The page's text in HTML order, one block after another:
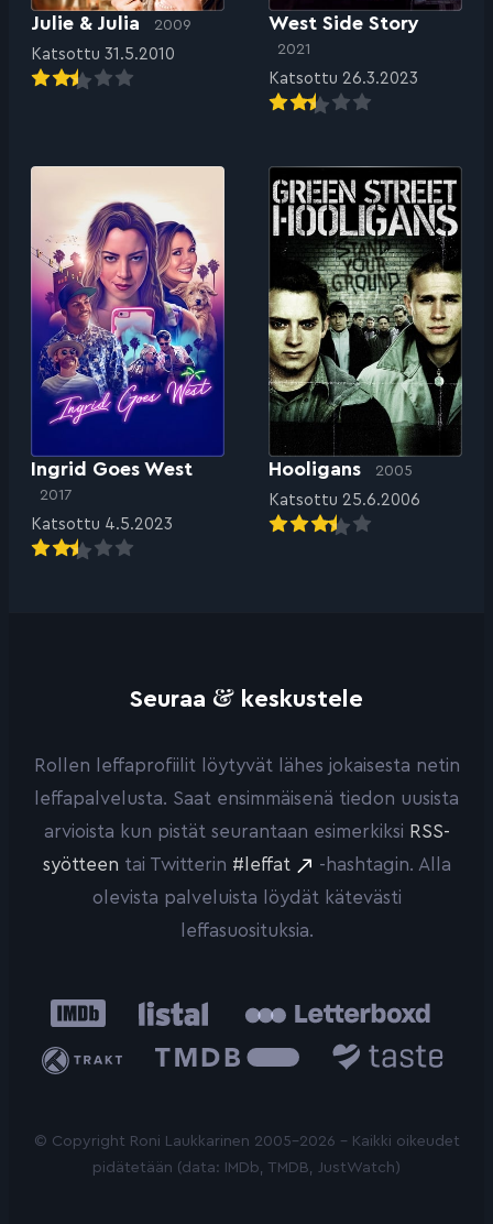
Julie & Julia 2009
Katsottu 31.5.2010
West Side Story
2021
Katsottu 26.3.2023
Ingrid Goes West
2017
Katsottu 4.5.2023
Hooligans 2005
Katsottu 25.6.2006
Seuraa & keskustele
Rollen leffaprofiilit löytyvät lähes jokaisesta netin
leffapalvelusta. Saat ensimmäisenä tiedon uusista
arvioista kun pistät seurantaan esimerkiksi RSS-
syötteen tai Twitterin #leffat
-hashtagin. Alla
olevista palveluista löydät kätevästi
leffasuosituksia.
IMDb Listal
Trakt
Database
© Copyright Roni Laukkarinen 2005-2026 - Kaikki oikeudet
pidätetään (data: IMDb, TMDB, JustWatch)